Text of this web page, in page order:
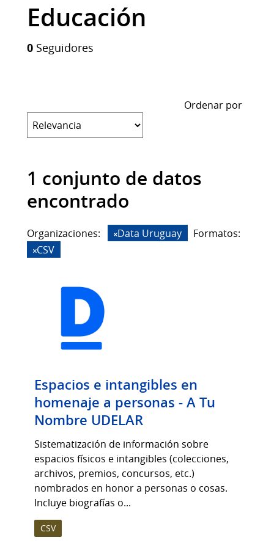
Educación
0 Seguidores
Ordenar por
1 conjunto de datos
encontrado
Organizaciones: Data Uruguay
Formatos:
CSV
Espacios e intangibles en
homenaje a personas - A Tu
Nombre UDELAR
Sistematización de información sobre
espacios físicos e intangibles (colecciones,
archivos, premios, concursos, etc.)
nombrados en honor a personas o cosas.
Incluye biografías o...
CSV